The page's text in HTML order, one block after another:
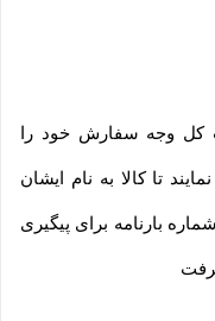
کل وجه سفارش خود را
تا کالا به نام ایشان
بارنامه برای پیگیری